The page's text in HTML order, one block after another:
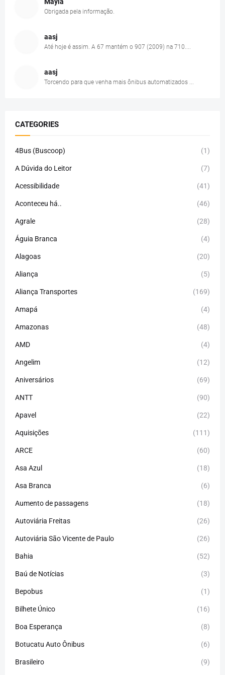
Obrigada pela informação.
aasj
Até hoje é assim. A 67 mantém o 907 (2009) na 710....
aasj
Torcendo para que venha mais ônibus automatizados ...
CATEGORIES
4Bus (Buscoop) (1)
A Dúvida do Leitor (7)
Acessibilidade (41)
Aconteceu há.. (46)
Agrale (28)
Águia Branca (4)
Alagoas (20)
Aliança (5)
Aliança Transportes (169)
Amapá (4)
Amazonas (48)
AMD (4)
Angelim (12)
Aniversários (69)
ANTT (90)
Apavel (22)
Aquisições (111)
ARCE (60)
Asa Azul (18)
Asa Branca (6)
Aumento de passagens (18)
Autoviária Freitas (26)
Autoviária São Vicente de Paulo (26)
Bahia (52)
Baú de Notícias (3)
Bepobus (1)
Bilhete Único (16)
Boa Esperança (8)
Botucatu Auto Ônibus (6)
Brasileiro (9)